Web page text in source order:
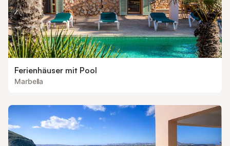
Ferienhäuser mit Pool
Marbella